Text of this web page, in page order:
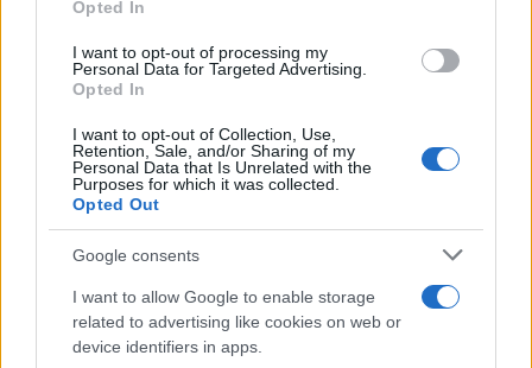
Opted In
I want to opt-out of processing my
Personal Data for Targeted Advertising.
Opted In
I want to opt-out of Collection, Use,
Retention, Sale, and/or Sharing of my
Personal Data that Is Unrelated with the
Purposes for which it was collected.
Opted Out
Google consents
I want to allow Google to enable storage
related to advertising like cookies on web or
device identifiers in apps.
στιγμή στο παιχνίδι για την Φιορεντίνα που είχε
μπει και περισσότερο δραστήρια, με τον Μπελότι
να κάνει ένα ωραίο δυνατό σουτ αλλά
τον Γέντλιτσκα, να αποκρούει. Η Φιορεντίνα
συνέχιζε να πίεζε ασφυκτικά στο παιχνίδι,
προσπαθώντας να βρει το γκολ που θα της έδινε
και το προβάδισμα, κλείνοντας στο μισό τους, τους
Τσέχους.